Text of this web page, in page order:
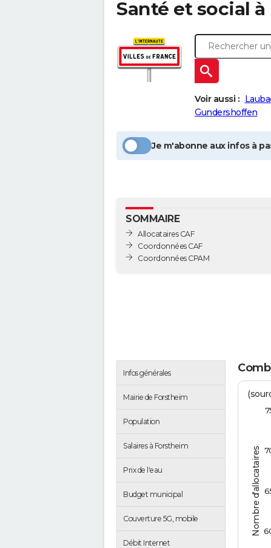
Santé et social à
Voir aussi :
Gundershoffen
Je m'abonne aux infos à
SOMMAIRE
Allocataires CAF
Coordonnées CAF
Coordonnées CPAM
Infos générales
Mairie de Forstheim
Population
Salaires à Forstheim
Prix de l'eau
Budget municipal
Couverture 5G, mobile
Débit Internet
Nombre d'allocataires